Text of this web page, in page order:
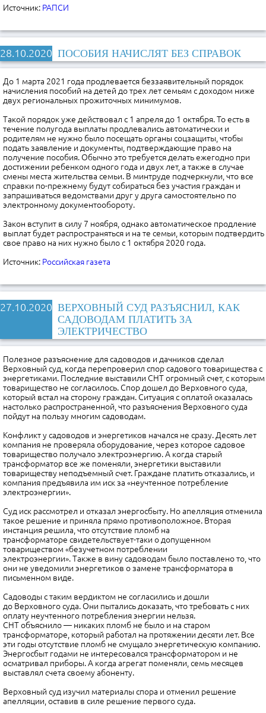
Источник: РАПСИ
28.10.2020 ПОСОБИЯ НАЧИСЛЯТ БЕЗ СПРАВОК
До 1 марта 2021 года продлевается беззаявительный порядок
начисления пособий на детей до трех лет семьям с доходом ниже
двух региональных прожиточных минимумов.
Такой порядок уже действовал с 1 апреля до 1 октября. То есть в
течение полугода выплаты продлевались автоматически и
родителям не нужно было посещать органы соцзащиты, чтобы
подать заявление и документы, подтверждающие право на
получение пособия. Обычно это требуется делать ежегодно при
достижении ребенком одного года и двух лет, а также в случае
смены места жительства семьи. В минтруде подчеркнули, что все
справки по-прежнему будут собираться без участия граждан и
запрашиваться ведомствами друг у друга самостоятельно по
электронному документообороту.
Закон вступит в силу 7 ноября, однако автоматическое продление
выплат будет распространяться и на те семьи, которым подтвердить
свое право на них нужно было с 1 октября 2020 года.
Источник: Российская газета
27.10.2020 ВЕРХОВНЫЙ СУД РАЗЪЯСНИЛ, КАК
САДОВОДАМ ПЛАТИТЬ ЗА
ЭЛЕКТРИЧЕСТВО
Полезное разъяснение для садоводов и дачников сделал
Верховный суд, когда перепроверил спор садового товарищества с
энергетиками. Последние выставили СНТ огромный счет, с которым
товарищество не согласилось. Спор дошел до Верховного суда,
который встал на сторону граждан. Ситуация с оплатой оказалась
настолько распространенной, что разъяснения Верховного суда
пойдут на пользу многим садоводам.
Конфликт у садоводов и энергетиков начался не сразу. Десять лет
компания не проверяла оборудование, через которое садовое
товарищество получало электроэнергию. А когда старый
трансформатор все же поменяли, энергетики выставили
товариществу неподъемный счет. Граждане платить отказались, и
компания предъявила им иск за «неучтенное потребление
электроэнергии».
Суд иск рассмотрел и отказал энергосбыту. Но апелляция отменила
такое решение и приняла прямо противоположное. Вторая
инстанция решила, что отсутствие пломб на
трансформаторе свидетельствует-таки о допущенном
товариществом «безучетном потреблении
электроэнергии». Также в вину садоводам было поставлено то, что
они не уведомили энергетиков о замене трансформатора в
письменном виде.
Садоводы с таким вердиктом не согласились и дошли
до Верховного суда. Они пытались доказать, что требовать с них
оплату неучтенного потребления энергии нельзя.
СНТ объяснило — никаких пломб не было и на старом
трансформаторе, который работал на протяжении десяти лет. Все
эти годы отсутствие пломб не смущало энергетическую компанию.
Энергосбыт годами не интересовался трансформатором и не
осматривал приборы. А когда агрегат поменяли, семь месяцев
выставлял счета своему абоненту.
Верховный суд изучил материалы спора и отменил решение
апелляции, оставив в силе решение первого суда.